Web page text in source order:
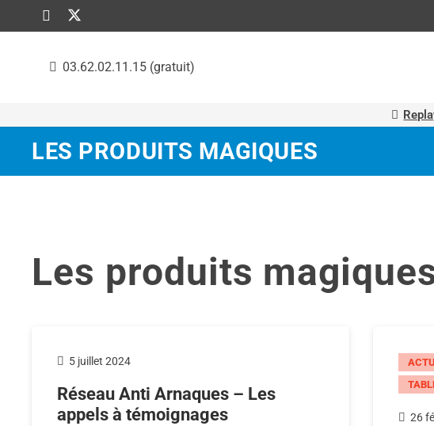
03.62.02.11.15 (gratuit)
LES PRODUITS MAGIQUES
Les produits
5 juillet 2024
Réseau Anti Arnaques – Les
appels à témoignages
26